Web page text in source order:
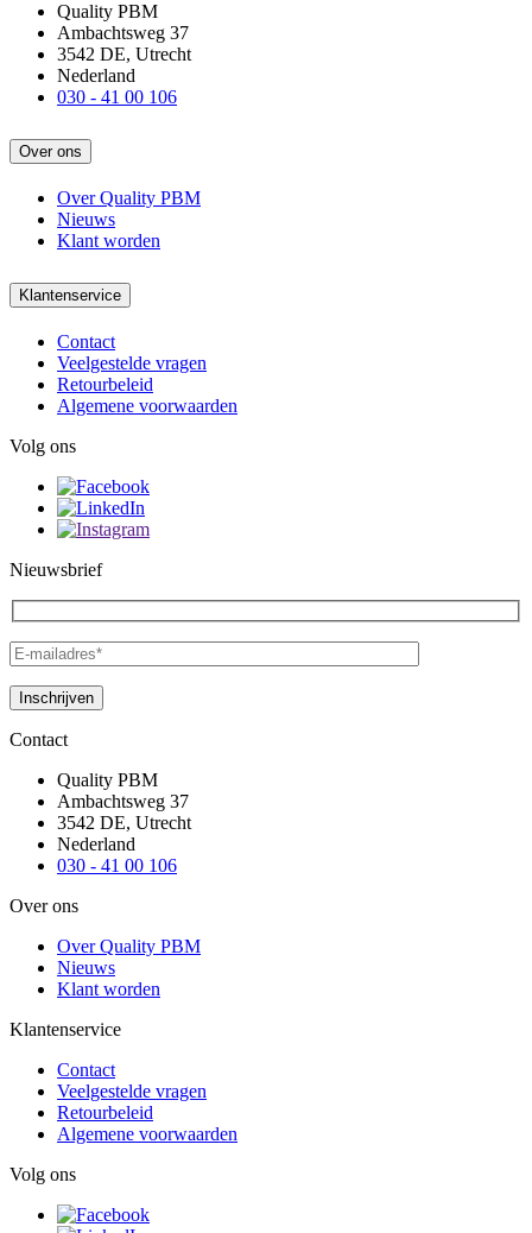
Quality PBM
Ambachtsweg 37
3542 DE, Utrecht
Nederland
030 - 41 00 106
Over ons
Over Quality PBM
Nieuws
Klant worden
Klantenservice
Contact
Veelgestelde vragen
Retourbeleid
Algemene voorwaarden
Volg ons
Nieuwsbrief
Contact
Quality PBM
Ambachtsweg 37
3542 DE, Utrecht
Nederland
030 - 41 00 106
Over ons
Over Quality PBM
Nieuws
Klant worden
Klantenservice
Contact
Veelgestelde vragen
Retourbeleid
Algemene voorwaarden
Volg ons